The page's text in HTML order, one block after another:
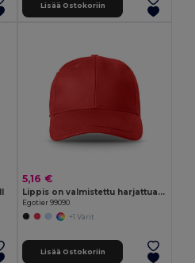
Lisää Ostokoriin
5,16 €
Lippis on valmistettu harjattua (65% kierrätyspuuvillaa)
Egotier 99090
+1 Värit
Lisää Ostokoriin